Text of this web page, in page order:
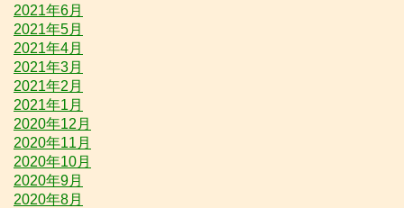
2021年6月
2021年5月
2021年4月
2021年3月
2021年2月
2021年1月
2020年12月
2020年11月
2020年10月
2020年9月
2020年8月